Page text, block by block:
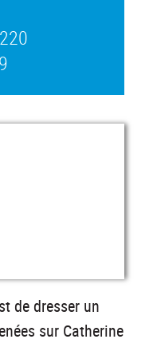
de dresser un
sur Catherine